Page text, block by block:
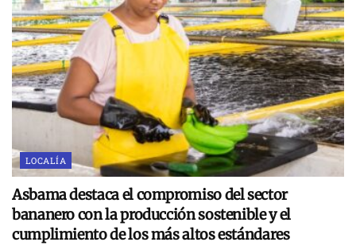
LOCALÍA
Asbama destaca el compromiso del sector
bananero con la producción sostenible y el
cumplimiento de los más altos estándares